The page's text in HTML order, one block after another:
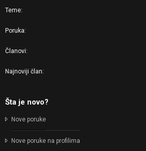
Teme
Poruka
Članovi
Najnoviji član
Šta je novo?
Nove poruke
Nove poruke na profilima